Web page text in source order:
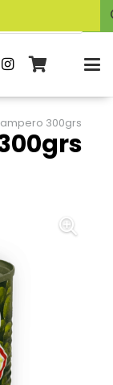
300grs